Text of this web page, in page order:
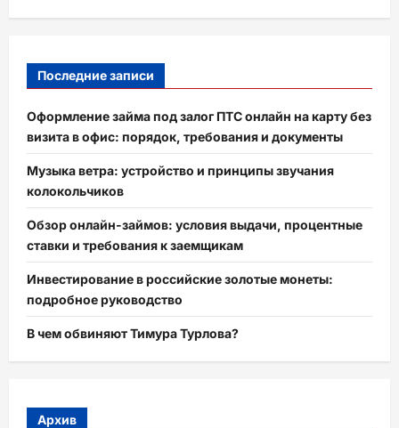
Последние записи
Оформление займа под залог ПТС онлайн на карту без
визита в офис: порядок, требования и документы
Музыка ветра: устройство и принципы звучания
колокольчиков
Обзор онлайн-займов: условия выдачи, процентные
ставки и требования к заемщикам
Инвестирование в российские золотые монеты:
подробное руководство
В чем обвиняют Тимура Турлова?
Архив